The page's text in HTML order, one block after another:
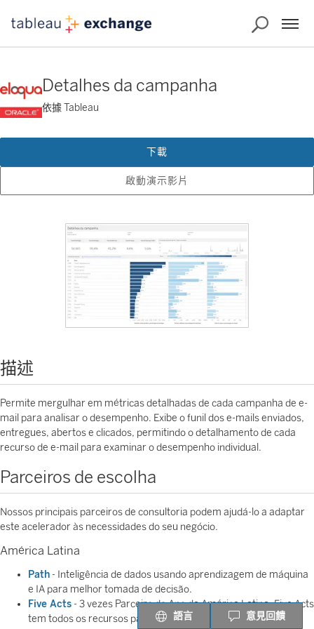
Detalhes da campanha
依據 Tableau
啟動演示影片
下載
描述
Permite mergulhar em métricas detalhadas de cada campanha de e-
mail para analisar o desempenho. Exibe o funil dos e-mails enviados,
entregues, abertos e clicados, permitindo o detalhamento de cada
recurso de e-mail para examinar o desempenho individual.
Parceiros de escolha
Nossos principais parceiros de consultoria podem ajudá-lo a adaptar
este acelerador às necessidades do seu negócio.
América Latina
Path - Inteligência de dados usando aprendizagem de máquina
e IA para melhor tomada de decisão.
Five Acts - 3 vezes Parceiro do Ano da América Latina, Five Acts
tem todos os recursos para entregar a melhor solução de
語言 意見回饋